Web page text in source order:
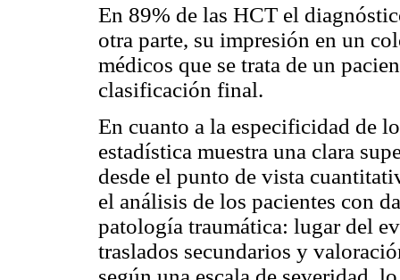
En 89% de las HCT el
otra parte, su impresión en un
médicos que se trata de un
clasificación final.
En cuanto a la especificidad de
estadística muestra una clara
desde el punto de vista
el análisis de los pacientes con
patología traumática: lugar del
traslados secundarios y